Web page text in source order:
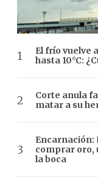
El frío vuelve
hasta 10°C:
Corte anula
matar a su
Encarnación:
comprar oro,
la boca